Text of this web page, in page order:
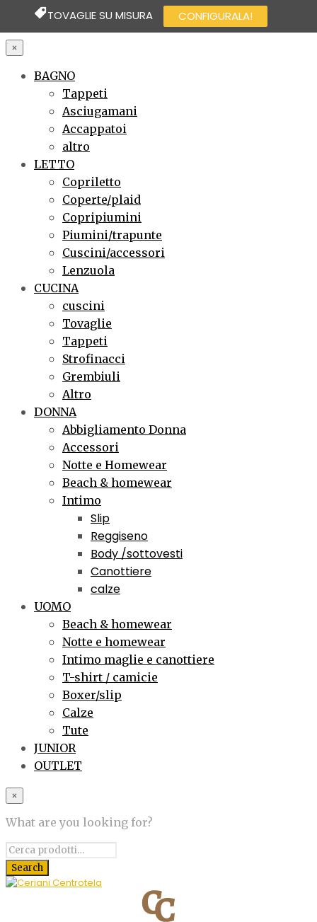
×
BAGNO
Tappeti
Asciugamani
Accappatoi
altro
LETTO
Copriletto
Coperte/plaid
Copripiumini
Piumini/trapunte
Cuscini/accessori
Lenzuola
CUCINA
cuscini
Tovaglie
Tappeti
Strofinacci
Grembiuli
Altro
DONNA
Abbigliamento Donna
Accessori
Notte e Homewear
Beach & homewear
Intimo
Slip
Reggiseno
Body /sottovesti
Canottiere
calze
UOMO
Beach & homewear
Notte e homewear
Intimo maglie e canottiere
T-shirt / camicie
Boxer/slip
Calze
Tute
JUNIOR
OUTLET
×
What are you looking for?
TOVAGLIE SU MISURA CONFIGURALA!